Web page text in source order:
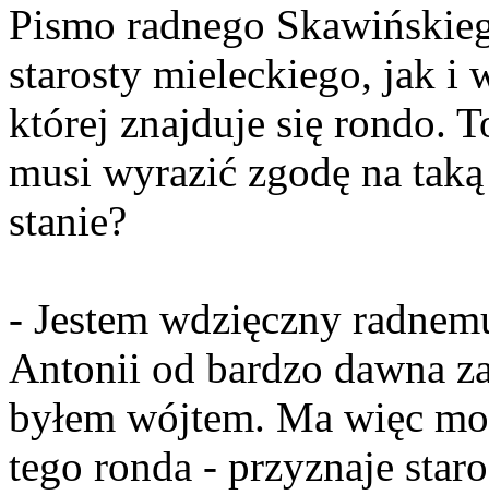
Pismo radnego
starosty mieleckiego, jak i
której znajduje się rondo.
musi wyrazić zgodę na
stanie?
- Jestem wdzięczny
Antonii od bardzo dawna
byłem wójtem. Ma więc
tego ronda - przyznaje